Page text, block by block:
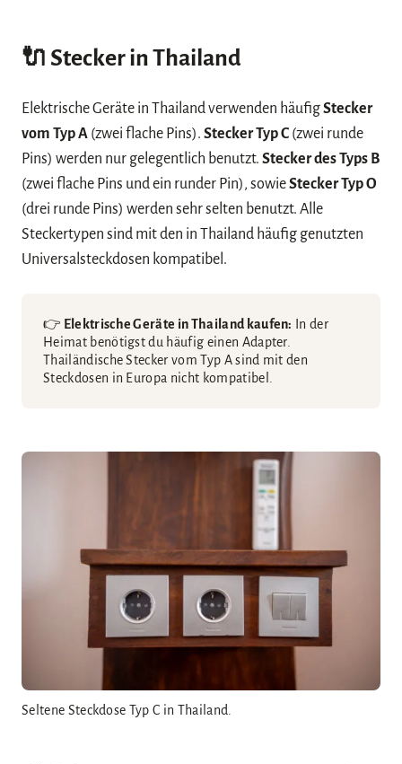
🔌 Stecker in Thailand
Elektrische Geräte in Thailand verwenden häufigStecker
vom Typ A (zwei flache Pins). Stecker Typ C (zwei runde
Pins) werden nur gelegentlich benutzt. Stecker des Typs B
(zwei flache Pins und ein runder Pin), sowieStecker Typ O
(drei runde Pins) werden sehr selten benutzt. Alle
Steckertypen sind mit den in Thailand häufig genutzten
Universalsteckdosen kompatibel.
👉 Elektrische Geräte in Thailand kaufen:
In der
Heimat benötigst du häufig einen Adapter.
Thailändische Stecker vom Typ A sind mit den
Steckdosen in Europa nicht kompatibel.
Seltene Steckdose Typ C in Thailand.